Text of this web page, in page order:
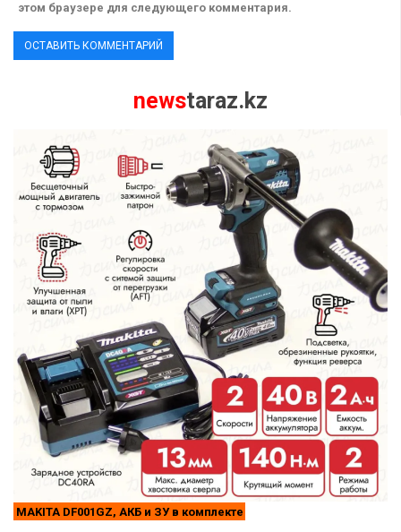
этом браузере для следующего комментария.
newstaraz.kz
MAKITA DF001GZ, АКБ и ЗУ в комплекте